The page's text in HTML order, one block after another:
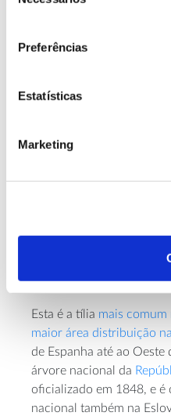
Preferências
Estatísticas
Marketing
ornamental, as suas
infusões, sendo
como antioxidantes) e
Esta é a tília mais comum
maior área distribuição
de Espanha até ao Oeste
árvore nacional da
oficializado em 1848, e é
nacional também na